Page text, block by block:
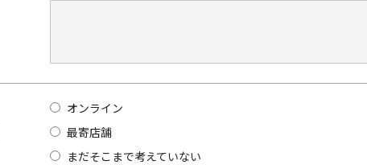
オンライン
最寄店舗
まだそこまで考えていない